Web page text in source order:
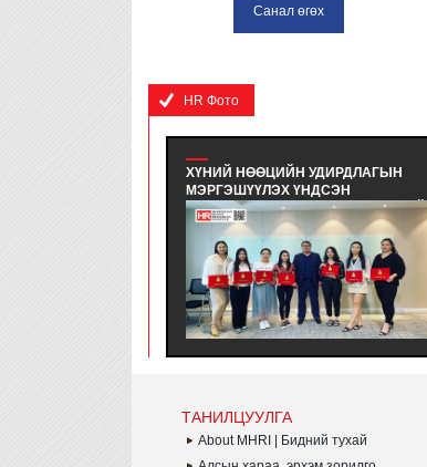
HR Фото
ХҮНИЙ НӨӨЦИЙН УДИРДЛАГЫН
МЭРГЭШҮҮЛЭХ ҮНДСЭН
СУРГАЛТЫН ТӨГСӨЛТ #380 - ХҮНИЙ
НӨӨЦИЙН УДИРДЛАГЫН
МЭРГЭШҮҮЛЭХ ҮНДСЭН
СУРГАЛТЫН MHRI LEVEL-B #380
ЭЛСЭЛТИЙН СУРАЛЦАГЧИД
ХӨТӨЛБӨРӨӨ АМЖИЛТТАЙ
ДҮҮРГЭЛЭЭ.
ТАНИЛЦУУЛГА
About MHRI | Бидний тухай